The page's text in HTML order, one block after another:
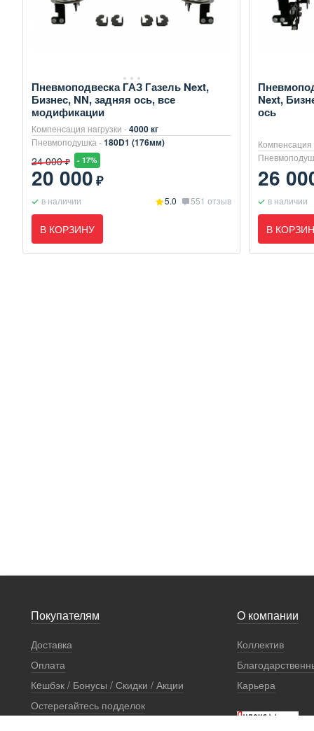
Пневмоподвеска ГАЗ Газель Next,
Бизнес, NN, задняя ось, все
модификации
Компенсация нагрузки -4000 кг
Пневмоподушка -180D1 (176мм)
24 000 ₽ - 17%
20 000₽
в наличии 5.0 551 отзыв
В КОРЗИНУ
Next,
ось
Компенсация
26
в наличии
В
Покупателям
Доставка
Оплата
Кeшбэк / Бонусы / Скидки / Акции
Остерегайтесь подделок
О компании
Коллектив
Карьера